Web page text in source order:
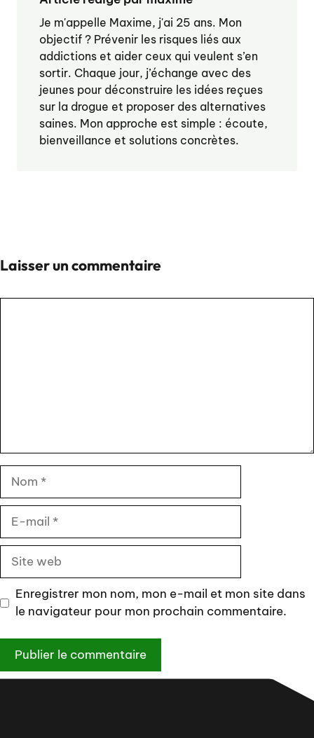
Je m'appelle Maxime, j'ai 25 ans. Mon
objectif ? Prévenir les risques liés aux
addictions et aider ceux qui veulent s’en
sortir. Chaque jour, j’échange avec des
jeunes pour déconstruire les idées reçues
sur la drogue et proposer des alternatives
saines. Mon approche est simple : écoute,
bienveillance et solutions concrètes.
Laisser un commentaire
mail
Site
web
Enregistrer mon nom, mon e-mail et mon site dans
le navigateur pour mon prochain commentaire.